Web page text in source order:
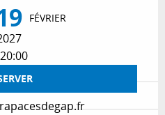
FÉVRIER